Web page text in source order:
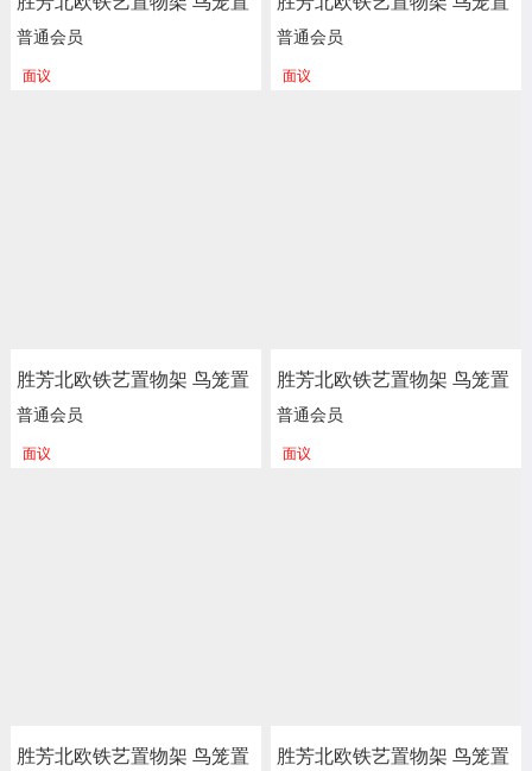
物架 客厅阳台落地多层花架
服装店包包架 金色展示架
普通会员
面议
物架 客厅阳台落地多层花架
服装店包包架 金色展示架
普通会员
面议
胜芳北欧铁艺置物架 鸟笼置
物架 客厅阳台落地多层花架
服装店包包架 金色展示架
普通会员
面议
胜芳北欧铁艺置物架 鸟笼置
物架 客厅阳台落地多层花架
服装店包包架 金色展示架
普通会员
面议
胜芳北欧铁艺置物架 鸟笼置
胜芳北欧铁艺置物架 鸟笼置